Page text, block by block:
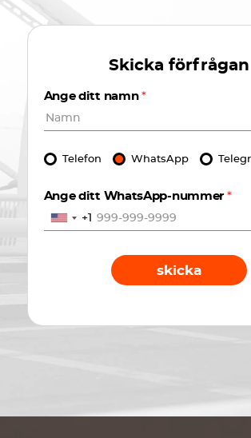
Skicka förfrågan
Ange ditt namn*
Telefon WhatsApp
Ange ditt WhatsApp-nummer *
+1
skicka